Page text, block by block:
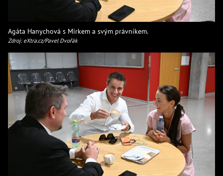
Agáta Hanychová s Mirkem a svým právníkem.
Zdroj: eXtra.cz/Pavel Dvořák